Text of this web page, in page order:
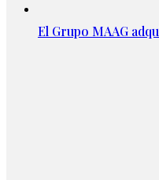
El Grupo MAAG